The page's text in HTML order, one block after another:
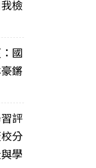
檢
國
鏘
評
分
學